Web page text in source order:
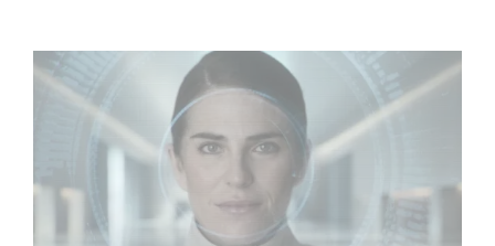
La nouvelle production Gaumont USA : « Futuro Desierto